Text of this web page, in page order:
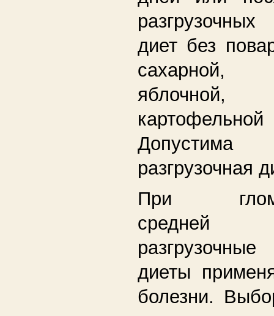
диет без
сахарной,
разгрузочная
При
диеты
болезни.